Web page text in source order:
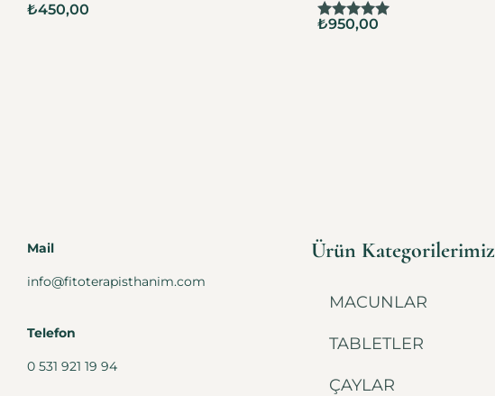
₺450,00
5 üzerinden
₺950,00
Mail
info@fitoterapisthanim.com
Telefon
0 531 921 19 94
Ürün Kategorilerimiz
MACUNLAR
TABLETLER
ÇAYLAR